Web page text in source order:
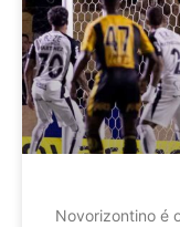
Novorizontino é